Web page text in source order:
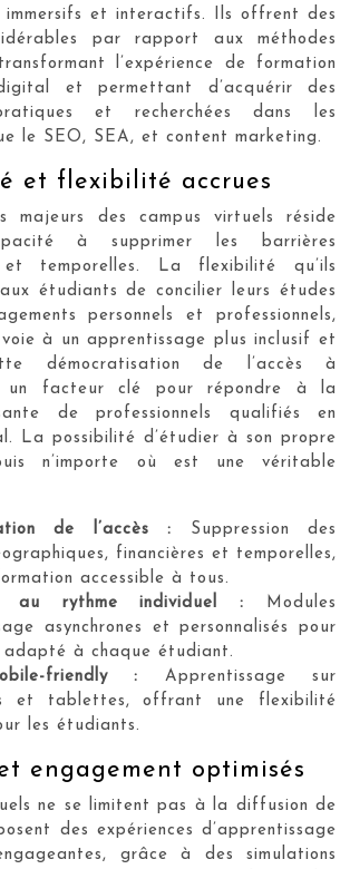
immersifs et interactifs. Ils offrent des
par rapport aux méthodes
l’expérience de formation
et permettant d’acquérir des
et recherchées dans les
le SEO, SEA, et content marketing.
et flexibilité accrues
majeurs des campus virtuels réside
à supprimer les barrières
et temporelles. La flexibilité qu’ils
étudiants de concilier leurs études
personnels et professionnels,
à un apprentissage plus inclusif et
démocratisation de l’accès à
un facteur clé pour répondre à la
de professionnels qualifiés en
La possibilité d’étudier à son propre
n’importe où est une véritable
de l’accès : Suppression des
financières et temporelles,
accessible à tous.
au rythme individuel : Modules
asynchrones et personnalisés pour
adapté à chaque étudiant.
friendly : Apprentissage sur
et tablettes, offrant une flexibilité
les étudiants.
engagement optimisés
ne se limitent pas à la diffusion de
des expériences d’apprentissage
grâce à des simulations